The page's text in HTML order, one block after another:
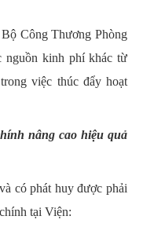
Công Thương Phòng
nguồn kinh phí khác từ
việc thúc đẩy hoạt
nâng cao hiệu quả
có phát huy được phải
tại Viện: